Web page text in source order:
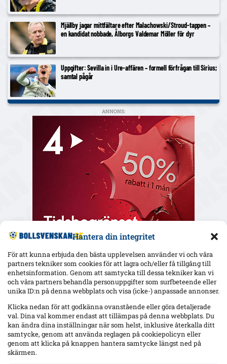
Hantera din integritet
För att kunna erbjuda den bästa upplevelsen använder vi och våra
partners tekniker som cookies för att lagra och/eller få tillgång till
enhetsinformation. Genom att samtycka till dessa tekniker kan vi
och våra partners behandla personuppgifter som surfbeteende eller
unika ID:n på denna webbplats och visa (icke-) anpassade annonser.
Klicka nedan för att godkänna ovanstående eller göra detaljerade
val. Dina val kommer endast att tillämpas på denna webbplats. Du
kan ändra dina inställningar när som helst, inklusive återkalla ditt
samtycke, genom att använda reglagen på cookiepolicyn eller
genom att klicka på knappen hantera samtycke längst ned på
skärmen.
Mjällby jagar mittfältare efter Malachowski/Stroud-tappen –
en kandidat nobbade, Ålborgs Valdemar Möller för dyr
Uppgifter: Sevilla in i Ure-affären – formell förfrågan till Sirius;
samtal pågår
ANNONS:
Senaste
varnar: ”Mjällbys styrka är kollektivet”
AIK utan 13 spelare mot Örgryte – Hove avstängd, Ellingsen